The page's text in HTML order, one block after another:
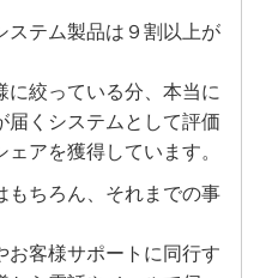
ステム製品は９割以上が
に絞っている分、本当に
届くシステムとして評価
アを獲得しています。
もちろん、それまでの事
お客様サポートに同行す